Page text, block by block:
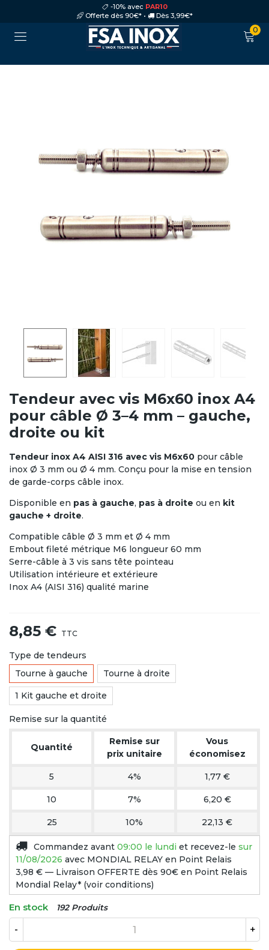
-10% avec PAR10
Offerte dès 90€* •
Dès 3,99€*
0
Tendeur avec vis M6x60 inox A4
pour câble Ø 3–4 mm – gauche,
droite ou kit
Tendeur inox A4 AISI 316 avec vis M6x60 pour câble
inox Ø 3 mm ou Ø 4 mm. Conçu pour la mise en tension
de garde-corps câble inox.
Disponible en pas à gauche, pas à droite ou en kit
gauche + droite.
Compatible câble Ø 3 mm et Ø 4 mm
Embout fileté métrique M6 longueur 60 mm
Serre-câble à 3 vis sans tête pointeau
Utilisation intérieure et extérieure
Inox A4 (AISI 316) qualité marine
8,85 € TTC
Type de tendeurs
Tourne à gauche
Tourne à droite
1 Kit gauche et droite
Remise sur la quantité
Quantité
Remise sur
prix unitaire
Vous
économisez
5 4% 1,77 €
10 7% 6,20 €
25 10% 22,13 €
Commandez avant 09:00 le lundi et recevez-le sur
11/08/2026 avec MONDIAL RELAY en Point Relais
3,98 € — Livraison OFFERTE dès 90€ en Point Relais
Mondial Relay* (voir conditions)
En stock 192 Produits
- +